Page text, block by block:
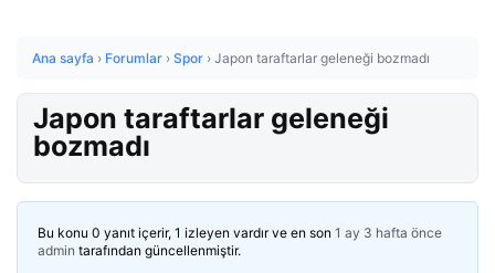
Ana sayfa › Forumlar › Spor › Japon taraftarlar geleneği bozmadı
Japon taraftarlar geleneği
bozmadı
Bu konu 0 yanıt içerir, 1 izleyen vardır ve en son 1 ay 3 hafta önce
admin tarafından güncellenmiştir.